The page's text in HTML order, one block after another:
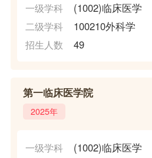
一级学科 (1002)临床医学
二级学科 100210外科学
招生人数 49
第一临床医学院
2025年
一级学科 (1002)临床医学